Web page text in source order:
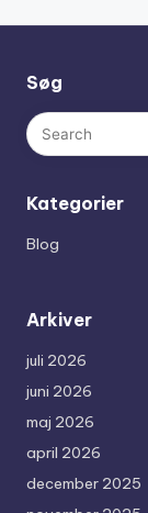
Søg
Kategorier
Blog
Arkiver
juli 2026
juni 2026
maj 2026
april 2026
december 2025